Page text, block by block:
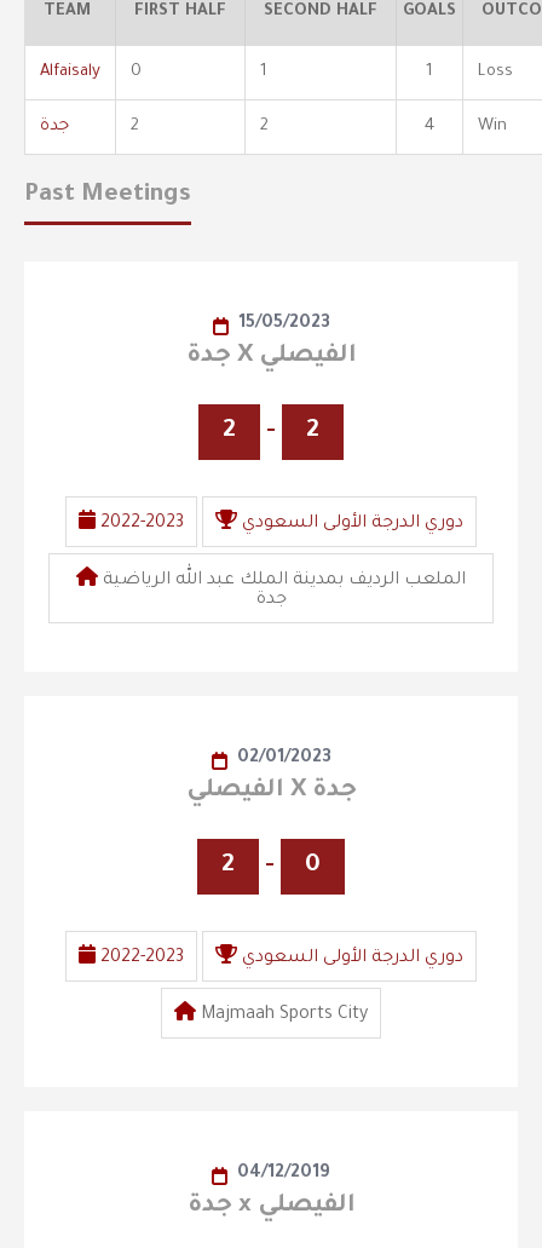
TEAM FIRST HALF SECOND HALF GOALS
Alfaisaly 0 1 1 Loss
جدة 2 2 4 Win
Past Meetings
15/05/2023
جدة X الفيصلي
2 - 2
2022-2023 دوري الدرجة الأولى السعودي
جدة
02/01/2023
الفيصلي X جدة
2 - 0
2022-2023 دوري الدرجة الأولى السعودي
Majmaah Sports City
04/12/2019
جدة x الفيصلي